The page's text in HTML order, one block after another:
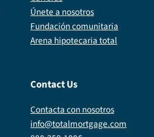
Únete a nosotros
Fundación comunitaria
Arena hipotecaria total
Contact Us
Contacta con nosotros
info@totalmortgage.com